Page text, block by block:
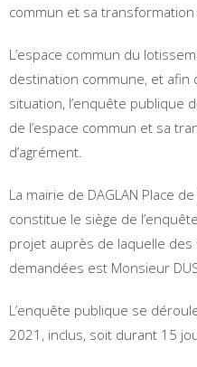
commun et sa
L’espace commun du
destination commune, et afin
situation, l’enquête publique
de l’espace commun et sa
d’agrément.
La mairie de DAGLAN Place
constitue le siège de
projet auprès de laquelle
demandées est Monsieur
L’enquête publique se
2021, inclus, soit durant 15